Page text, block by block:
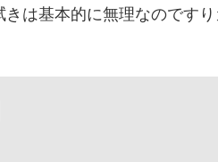
きは基本的に無理なのです